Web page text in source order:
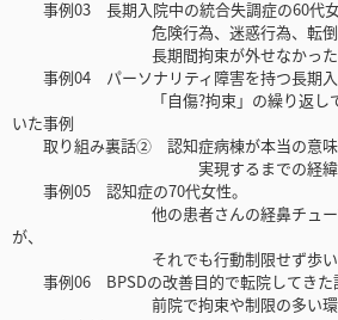
事例03 長期入院中の統合失調症の60代女
危険行為、迷惑行為、転倒リス
長期間拘束が外せなかった
事例04 パーソナリティ障害を持つ長期入
「自傷?拘束」の繰り返しでスタ
いた事例
取り組み裏話② 認知症病棟が本当の意味
実現するまでの経緯
事例05 認知症の70代女性。
他の患者さんの経鼻チューブを
が、
それでも行動制限せず歩いて
事例06 BPSDの改善目的で転院してきた
前院で拘束や制限の多い環境に